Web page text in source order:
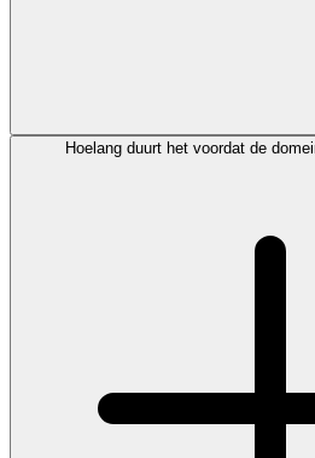
Hoelang duurt het voordat de